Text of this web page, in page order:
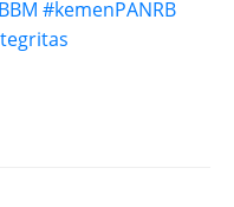
#kemenPANRB